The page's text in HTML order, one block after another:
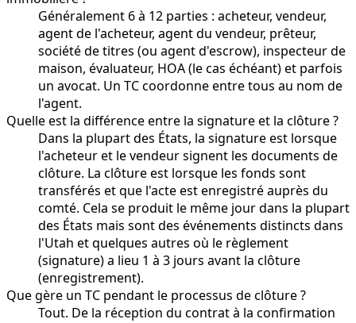
Généralement 6 à 12 parties : acheteur, vendeur,
agent de l'acheteur, agent du vendeur, prêteur,
société de titres (ou agent d'escrow), inspecteur de
maison, évaluateur, HOA (le cas échéant) et parfois
un avocat. Un TC coordonne entre tous au nom de
l'agent.
Quelle est la différence entre la signature et la clôture ?
Dans la plupart des États, la signature est lorsque
l'acheteur et le vendeur signent les documents de
clôture. La clôture est lorsque les fonds sont
transférés et que l'acte est enregistré auprès du
comté. Cela se produit le même jour dans la plupart
des États mais sont des événements distincts dans
l'Utah et quelques autres où le règlement
(signature) a lieu 1 à 3 jours avant la clôture
(enregistrement).
Que gère un TC pendant le processus de clôture ?
Tout. De la réception du contrat à la confirmation